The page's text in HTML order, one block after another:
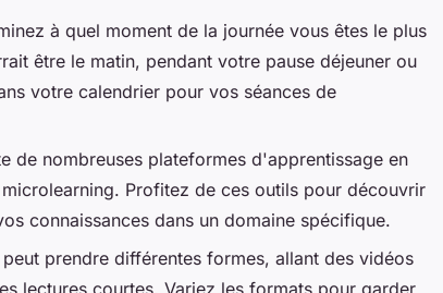
à quel moment de la journée vous êtes le plus
être le matin, pendant votre pause déjeuner ou
votre calendrier pour vos séances de
de nombreuses plateformes d'apprentissage en
Profitez de ces outils pour découvrir
connaissances dans un domaine spécifique.
prendre différentes formes, allant des vidéos
lectures courtes. Variez les formats pour garder